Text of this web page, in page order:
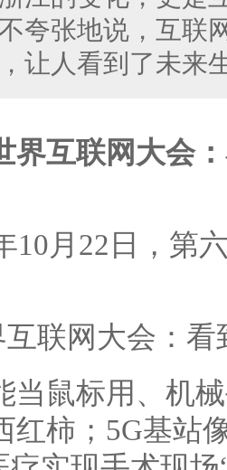
夸张地说，互联
让人看到了未来
界互联网大会
月22日，第六
鼠标用、机械
红柿；5G基站